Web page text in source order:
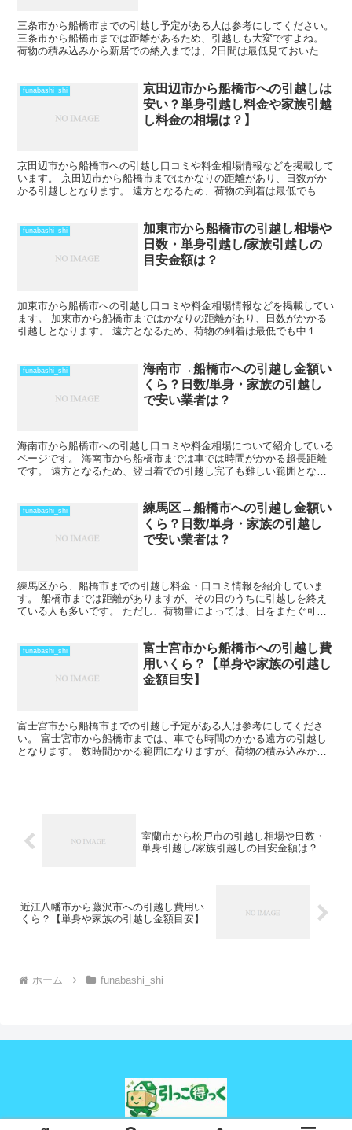
三条市から船橋市までの引越し予定がある人は参考にしてください。
三条市から船橋市までは距離があるため、引越しも大変ですよね。
荷物の積み込みから新居での納入までは、2日間は最低見ておいた方
funabashi_shi
京田辺市から船橋市への引越しは
安い？単身引越し料金や家族引越
し料金の相場は？】
京田辺市から船橋市への引越し口コミや料金相場情報などを掲載して
います。 京田辺市から船橋市まではかなりの距離があり、日数がか
かる引越しとなります。 遠方となるため、荷物の到着は最低でも中
funabashi_shi
加東市から船橋市の引越し相場や
日数・単身引越し/家族引越しの
目安金額は？
加東市から船橋市への引越し口コミや料金相場情報などを掲載してい
ます。 加東市から船橋市まではかなりの距離があり、日数がかかる
引越しとなります。 遠方となるため、荷物の到着は最低でも中１日
funabashi_shi
海南市→船橋市への引越し金額い
くら？日数/単身・家族の引越し
で安い業者は？
海南市から船橋市への引越し口コミや料金相場について紹介している
ページです。 海南市から船橋市までは車では時間がかかる超長距離
です。 遠方となるため、翌日着での引越し完了も難しい範囲となり
funabashi_shi
練馬区→船橋市への引越し金額い
くら？日数/単身・家族の引越し
で安い業者は？
練馬区から、船橋市までの引越し料金・口コミ情報を紹介していま
す。 船橋市までは距離がありますが、その日のうちに引越しを終え
ている人も多いです。 ただし、荷物量によっては、日をまたぐ可能
funabashi_shi
富士宮市から船橋市への引越し費
用いくら？【単身や家族の引越し
金額目安】
富士宮市から船橋市までの引越し予定がある人は参考にしてくださ
い。 富士宮市から船橋市までは、車でも時間のかかる遠方の引越し
となります。 数時間かかる範囲になりますが、荷物の積み込みから
室蘭市から松戸市の引越し相場や日数・
単身引越し/家族引越しの目安金額は？
近江八幡市から藤沢市への引越し費用い
くら？【単身や家族の引越し金額目安】
ホーム funabashi_shi